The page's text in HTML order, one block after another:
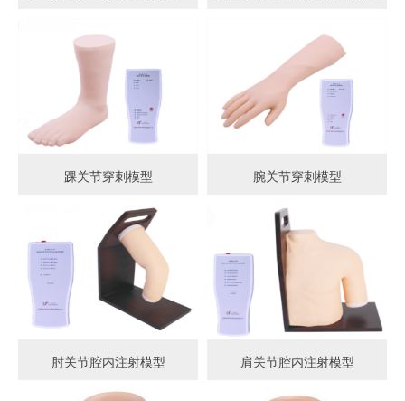
踝关节穿刺模型 腕关节穿刺模型
肘关节腔内注射模型 肩关节腔内注射模型